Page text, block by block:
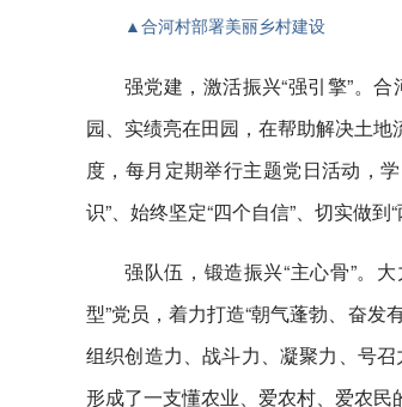
▲合河村部署美丽乡村建设
强党建，激活振兴“强引擎”。
园、实绩亮在田园，在帮助解决土
度，每月定期举行主题党日活动，
识”、始终坚定“四个自信”、切实做到“
强队伍，锻造振兴“主心骨”。
型”党员，着力打造“朝气蓬勃、奋发
组织创造力、战斗力、凝聚力、号
形成了一支懂农业、爱农村、爱农民